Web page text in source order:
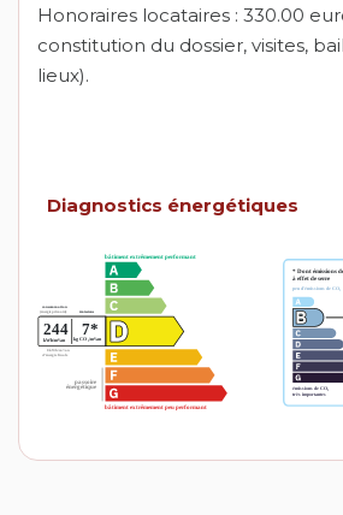
Honoraires locataires : 330.00
constitution du dossier, visites,
lieux).
Diagnostics énergétiques